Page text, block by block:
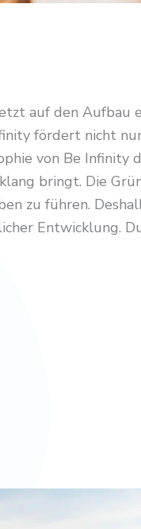
auf den Aufbau
fördert nicht
von Be Infinity
bringt. Die
zu führen.
Entwicklung.